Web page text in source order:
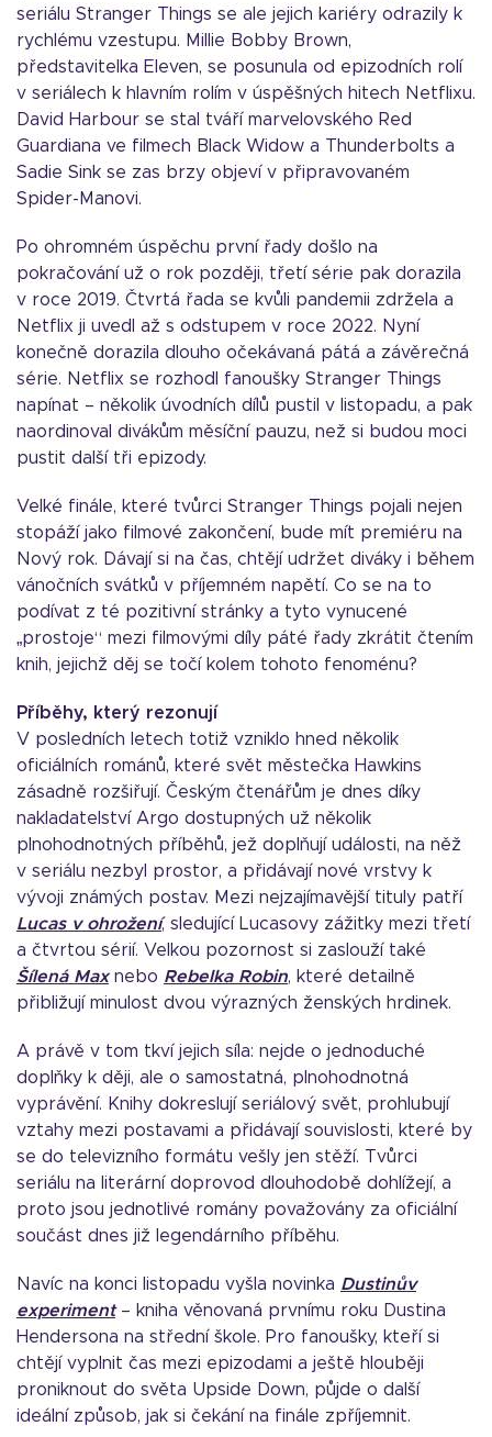
seriálu Stranger Things se ale jejich kariéry odrazily k
rychlému vzestupu. Millie Bobby Brown,
představitelka Eleven, se posunula od epizodních rolí
v seriálech k hlavním rolím v úspěšných hitech Netflixu.
David Harbour se stal tváří marvelovského Red
Guardiana ve filmech Black Widow a Thunderbolts a
Sadie Sink se zas brzy objeví v připravovaném
Spider-Manovi.
Po ohromném úspěchu první řady došlo na
pokračování už o rok později, třetí série pak dorazila
v roce 2019. Čtvrtá řada se kvůli pandemii zdržela a
Netflix ji uvedl až s odstupem v roce 2022. Nyní
konečně dorazila dlouho očekávaná pátá a závěrečná
série. Netflix se rozhodl fanoušky Stranger Things
napínat – několik úvodních dílů pustil v listopadu, a pak
naordinoval divákům měsíční pauzu, než si budou moci
pustit další tři epizody.
Velké finále, které tvůrci Stranger Things pojali nejen
stopáží jako filmové zakončení, bude mít premiéru na
Nový rok. Dávají si na čas, chtějí udržet diváky i během
vánočních svátků v příjemném napětí. Co se na to
podívat z té pozitivní stránky a tyto vynucené
„prostoje“ mezi filmovými díly páté řady zkrátit čtením
knih, jejichž děj se točí kolem tohoto fenoménu?
Příběhy, který rezonují
V posledních letech totiž vzniklo hned několik
oficiálních románů, které svět městečka Hawkins
zásadně rozšiřují. Českým čtenářům je dnes díky
nakladatelství Argo dostupných už několik
plnohodnotných příběhů, jež doplňují události, na něž
v seriálu nezbyl prostor, a přidávají nové vrstvy k
vývoji známých postav. Mezi nejzajímavější tituly patří
Lucas v ohrožení, sledující Lucasovy zážitky mezi třetí
a čtvrtou sérií. Velkou pozornost si zaslouží také
Šílená Maxnebo Rebelka Robin, které detailně
přibližují minulost dvou výrazných ženských hrdinek.
A právě v tom tkví jejich síla: nejde o jednoduché
doplňky k ději, ale o samostatná, plnohodnotná
vyprávění. Knihy dokreslují seriálový svět, prohlubují
vztahy mezi postavami a přidávají souvislosti, které by
se do televizního formátu vešly jen stěží. Tvůrci
seriálu na literární doprovod dlouhodobě dohlížejí, a
proto jsou jednotlivé romány považovány za oficiální
součást dnes již legendárního příběhu.
Navíc na konci listopadu vyšla novinka Dustinův
experiment– kniha věnovaná prvnímu roku Dustina
Hendersona na střední škole. Pro fanoušky, kteří si
chtějí vyplnit čas mezi epizodami a ještě hlouběji
proniknout do světa Upside Down, půjde o další
ideální způsob, jak si čekání na finále zpříjemnit.